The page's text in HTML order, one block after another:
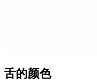
舌的颜色